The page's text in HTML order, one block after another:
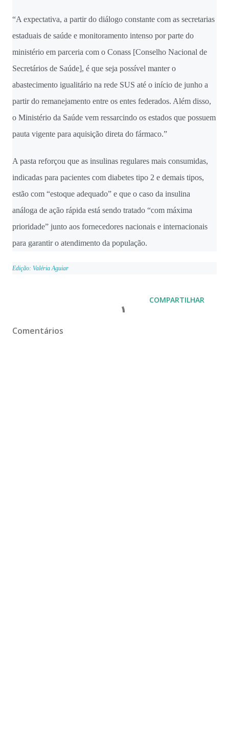
“A expectativa, a partir do diálogo constante com as secretarias
estaduais de saúde e monitoramento intenso por parte do
ministério em parceria com o Conass [Conselho Nacional de
Secretários de Saúde], é que seja possível manter o
abastecimento igualitário na rede SUS até o início de junho a
partir do remanejamento entre os entes federados. Além disso,
o Ministério da Saúde vem ressarcindo os estados que possuem
pauta vigente para aquisição direta do fármaco.”
A pasta reforçou que as insulinas regulares mais consumidas,
indicadas para pacientes com diabetes tipo 2 e demais tipos,
estão com “estoque adequado” e que o caso da insulina
análoga de ação rápida está sendo tratado “com máxima
prioridade” junto aos fornecedores nacionais e internacionais
para garantir o atendimento da população.
Edição: Valéria Aguiar
COMPARTILHAR
Comentários